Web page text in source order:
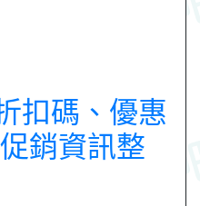
扣碼、優惠
銷資訊整